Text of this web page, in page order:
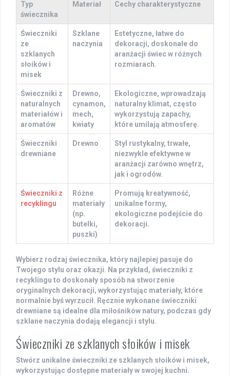
Typ
świecznika
Materiał Cechy charakterystyczne
Świeczniki
ze
szklanych
słoików i
misek
Szklane
naczynia
Estetyczne, łatwe do
dekoracji, doskonałe do
aranżacji świec w różnych
rozmiarach.
Świeczniki z
naturalnych
materiałów i
aromatów
Drewno,
cynamon,
mech,
kwiaty
Ekologiczne, wprowadzają
naturalny klimat, często
wykorzystują zapachy,
które umilają atmosferę.
Świeczniki
drewniane
Drewno
Styl rustykalny, trwałe,
niezwykle efektywne w
aranżacji zarówno wnętrz,
jak i ogrodów.
Świeczniki z
recyklingu
Różne
materiały
(np.
butelki,
puszki)
Promują kreatywność,
unikalne formy,
ekologiczne podejście do
dekoracji.
Wybierz rodzaj świecznika, który najlepiej pasuje do
Twojego stylu oraz okazji. Na przykład, świeczniki z
recyklingu to doskonały sposób na stworzenie
oryginalnych dekoracji, wykorzystując materiały, które
normalnie byś wyrzucił. Ręcznie wykonaneświeczniki
drewniane są idealne dla miłośników natury, podczas gdy
szklane naczynia dodają elegancji i stylu.
Świeczniki ze szklanych słoików i misek
Stwórz unikalneświeczniki ze szklanych słoików i misek,
wykorzystując dostępne materiały w swojej kuchni.